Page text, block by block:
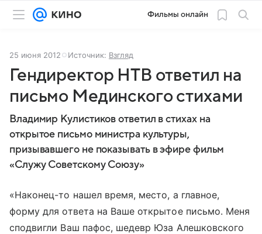
Фильмы онлайн
25 июня 2012 Источник: Взгляд
Гендиректор НТВ ответил на
письмо Мединского стихами
Владимир Кулистиков ответил в стихах на
открытое письмо министра культуры,
призывавшего не показывать в эфире фильм
«Служу Советскому Союзу»
«Наконец-то нашел время, место, а главное,
форму для ответа на Ваше открытое письмо. Меня
сподвигли Ваш пафос, шедевр Юза Алешковского